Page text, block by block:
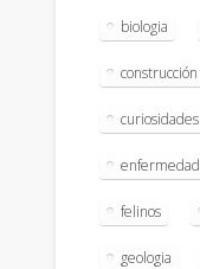
biologia
construcción
curiosidades
enfermedad
felinos
geologia